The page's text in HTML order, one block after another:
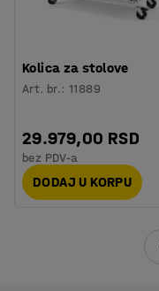
Kolica za stolove
Art. br.:11889
29.979,00 RSD
bez PDV-a
DODAJ U KORPU